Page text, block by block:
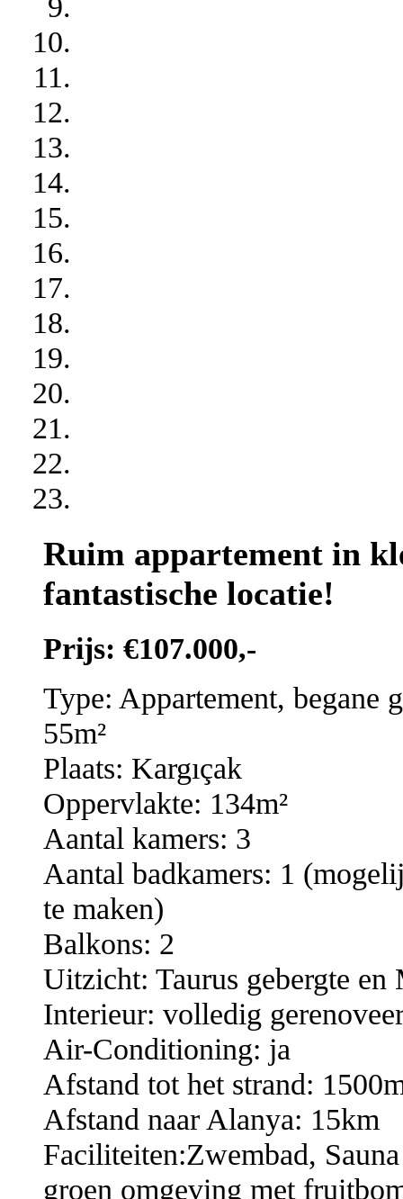
Ruim appartement in
fantastische locatie!
Prijs: €107.000,-
Type: Appartement, begane
55m²
Plaats: Kargıçak
Oppervlakte: 134m²
Aantal kamers: 3
Aantal badkamers: 1
te maken)
Balkons: 2
Uitzicht: Taurus gebergte en
Interieur: volledig
Air-Conditioning: ja
Afstand tot het strand:
Afstand naar Alanya: 15km
Faciliteiten:Zwembad,
groen omgeving met